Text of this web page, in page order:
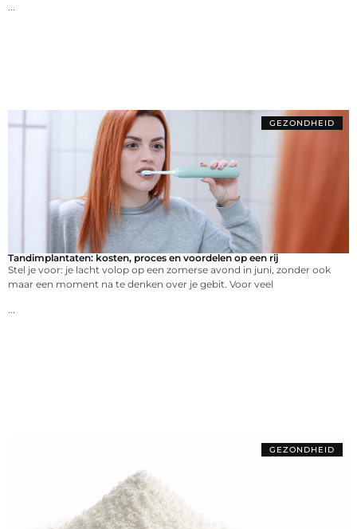
...
GEZONDHEID
Tandimplantaten: kosten, proces en voordelen op een rij
Stel je voor: je lacht volop op een zomerse avond in juni, zonder ook
maar een moment na te denken over je gebit. Voor veel
...
GEZONDHEID